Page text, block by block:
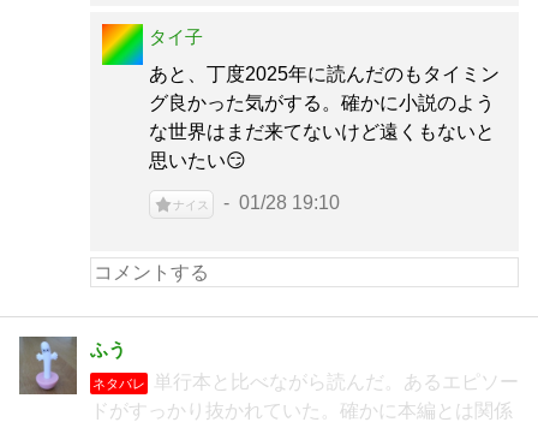
タイ子
あと、丁度2025年に読んだのもタイミン
グ良かった気がする。確かに小説のよう
な世界はまだ来てないけど遠くもないと
思いたい😏
ナイス 01/28 19:10
ふう
ネタバレ
単行本と比べながら読んだ。あるエピソー
ドがすっかり抜かれていた。確かに本編とは関係